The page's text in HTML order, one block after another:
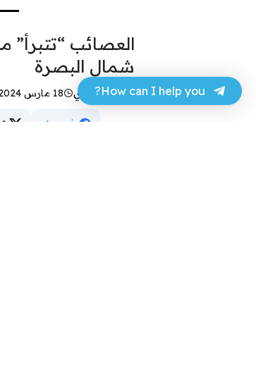
العصائب
شمال البصرة
عباس مهدي 18 مارس 2024 - 16:26
فيسبوك
How can I help you?